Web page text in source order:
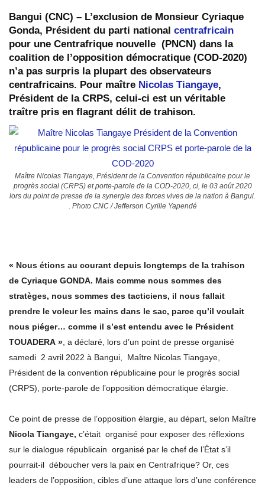
Bangui (CNC) – L’exclusion de Monsieur Cyriaque
Gonda, Président du parti national centrafricain
pour une Centrafrique nouvelle (PNCN) dans la
coalition de l’opposition démocratique (COD-2020)
n’a pas surpris la plupart des observateurs
centrafricains. Pour maître Nicolas Tiangaye,
Président de la CRPS, celui-ci est un véritable
traître pris en flagrant délit de trahison.
Maître Nicolas Tiangaye, Président de la Convention républicaine pour le
progrès social (CRPS) et porte-parole de la COD-2020, ci, le 03 août 2020
lors du point de presse de la synergie des forces vives de la nation à Bangui.
. Photo CNC / Jefferson Cyrille Yapendé
« Nous étions au courant depuis longtemps de la trahison
de Cyriaque GONDA. Mais comme nous sommes des
stratèges, nous sommes des tacticiens, il nous fallait
prendre le voleur les mains dans le sac, parce qu’il voulait
nous piéger… comme il s’est entendu avec le Président
TOUADERA », a déclaré, lors d’un point de presse organisé
samedi 2 avril 2022 à Bangui, Maître Nicolas Tiangaye,
Président de la convention républicaine pour le progrès social
(CRPS), porte-parole de l’opposition démocratique élargie.
Ce point de presse de l’opposition élargie, au départ, selon Maître
Nicola Tiangaye, c’était organisé pour exposer des réflexions
sur le dialogue républicain organisé par le chef de l’État s’il
pourrait-il déboucher vers la paix en Centrafrique? Or, ces
leaders de l’opposition, cibles d’une attaque lors d’une conférence